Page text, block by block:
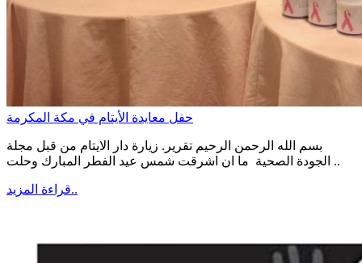
حفل معايدة الأيتام في مكة المكرمة
بسم الله الرحمن الرحيم تقرير. زيارة دار الايتام من قبل مجلة
الجودة الصحية ما ان اشرقت شمس عيد الفطر المبارك وحلت ..
قراءة المزيد..